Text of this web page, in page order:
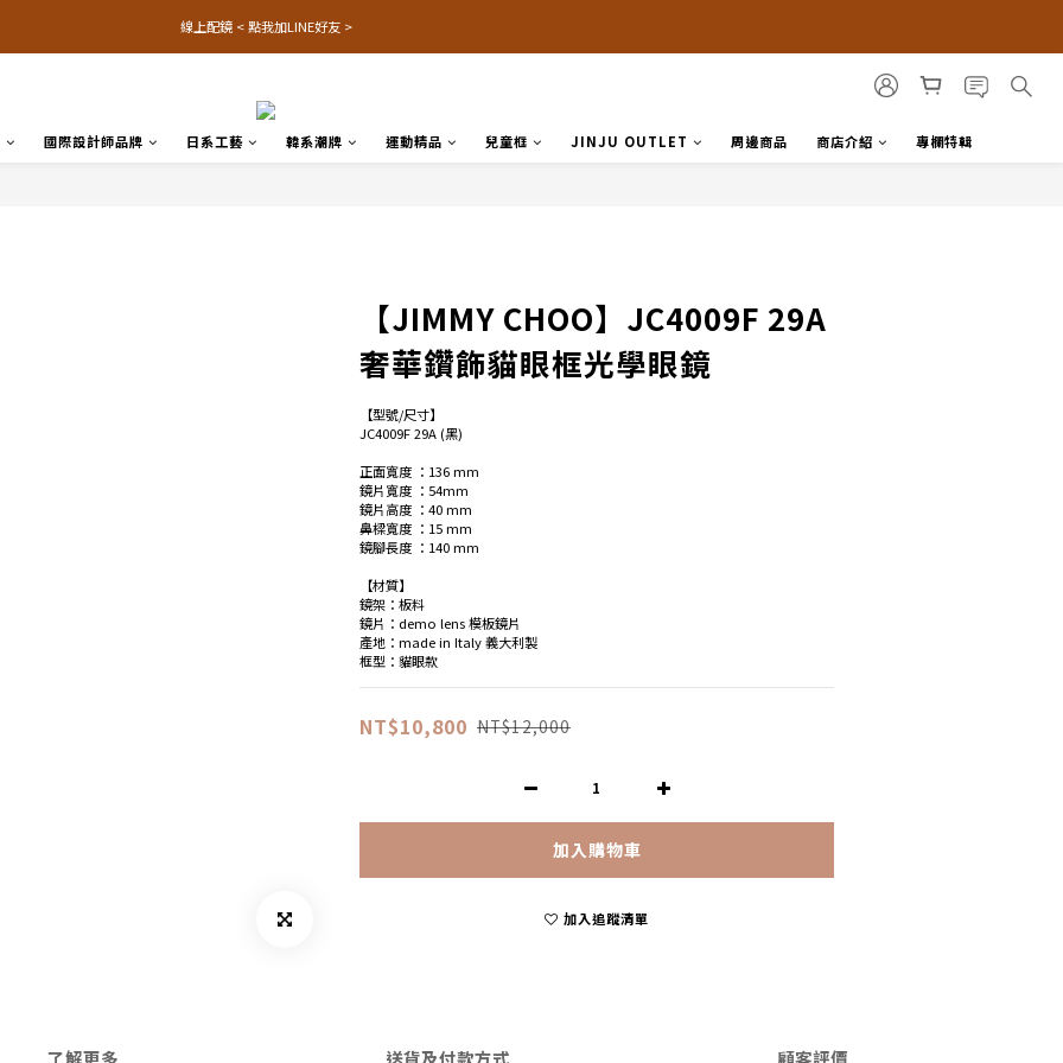
線上配鏡 < 點我加LINE好友 >
國際設計師品牌 日系工藝 韓系潮牌 運動精品 兒童框 JINJU OUTLET 周邊商品 商店介紹 專欄特輯
【JIMMY CHOO】JC4009F 29A
奢華鑽飾貓眼框光學眼鏡
【型號/尺寸】
JC4009F 29A (黑)
正面寬度 ：136 mm
鏡片寬度 ：54mm
鏡片高度 ：40 mm
鼻樑寬度 ：15 mm
鏡腳長度 ：140 mm
【材質】
鏡架：板料
鏡片：demo lens 模板鏡片
產地：made in Italy 義大利製
框型：貓眼款
NT$10,800 NT$12,000
加入購物車
加入追蹤清單
了解更多 送貨及付款方式 顧客評價